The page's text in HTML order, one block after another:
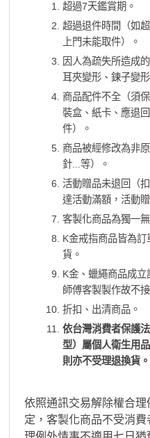
超過7天鑑賞期。
超過退件時間（如
上門未能取件）。
因人為疏失所造成
耳夾變形、鍊子變
商品配件不全（須
裝盒、紙卡、應退
件）。
商品被經修改為非
針...等）。
活動贈品未退回（
達活動滿額，活動
客製化商品為獨一
K金戒指商品皆為
貨。
K金、蠟繩商品成
師傅客製製作故不
折扣、出清商品。
依台灣消費者保護
型）屬個人衛生用
則亦不受理退換貨。
依照通訊交易解除權合
定，客製化商品不受消